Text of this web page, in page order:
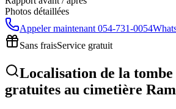
Photos détaillées
Appeler maintenant 054-731-0054
Sans fraisService gratuit
Localisation de la
gratuites au cimetière